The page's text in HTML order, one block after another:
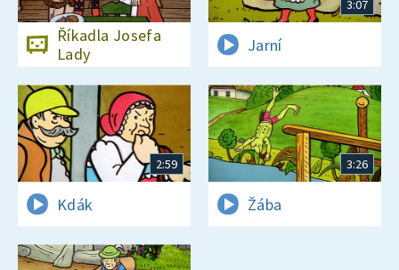
Říkadla Josefa
Lady
3:07
Jarní
2:59
Kdák
3:26
Žába